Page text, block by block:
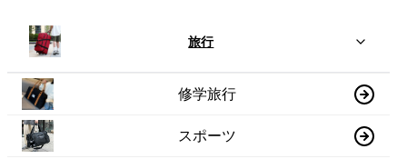
旅行
修学旅行
スポーツ